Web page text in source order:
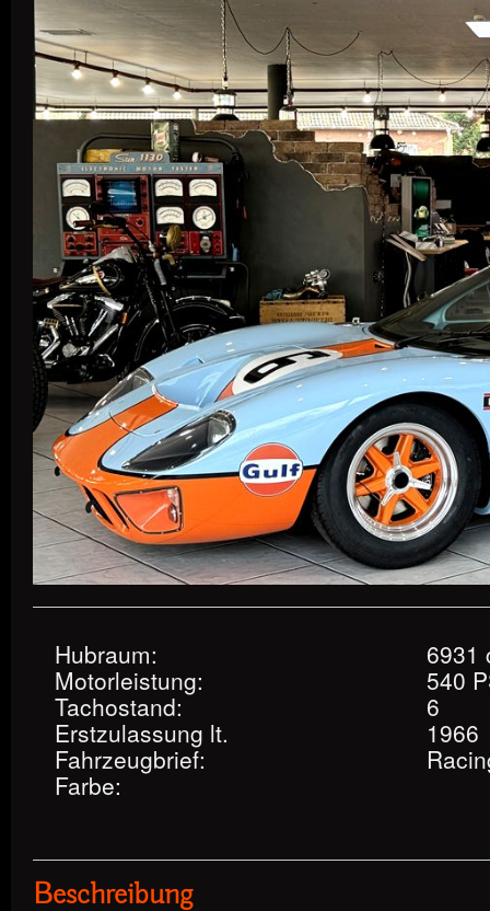
Hubraum:
Motorleistung:
Tachostand:
Erstzulassung lt.
Fahrzeugbrief:
Farbe:
6931
540
6
1966
Beschreibung